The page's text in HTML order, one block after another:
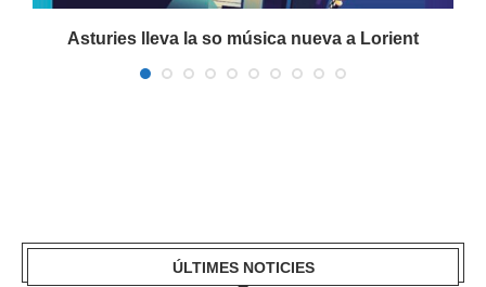
Asturies lleva la so música nueva a Lorient
ÚLTIMES NOTICIES